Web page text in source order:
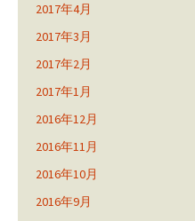
2017年4月
2017年3月
2017年2月
2017年1月
2016年12月
2016年11月
2016年10月
2016年9月